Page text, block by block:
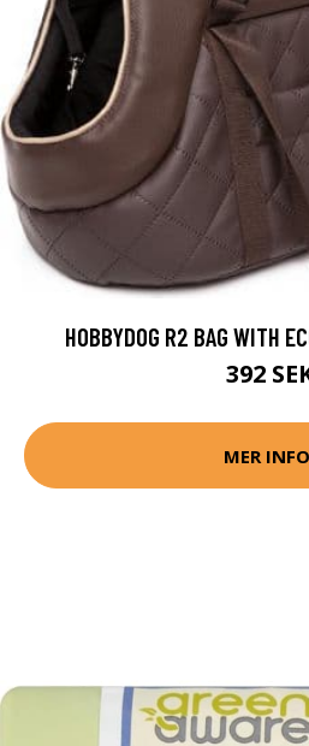
HOBBYDOG R2 BAG WITH
392
MER